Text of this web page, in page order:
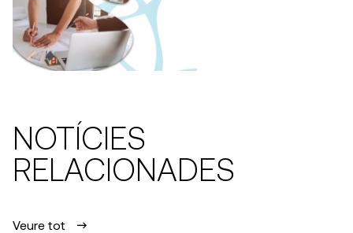
NOTÍCIES
RELACIONADES
Veure tot